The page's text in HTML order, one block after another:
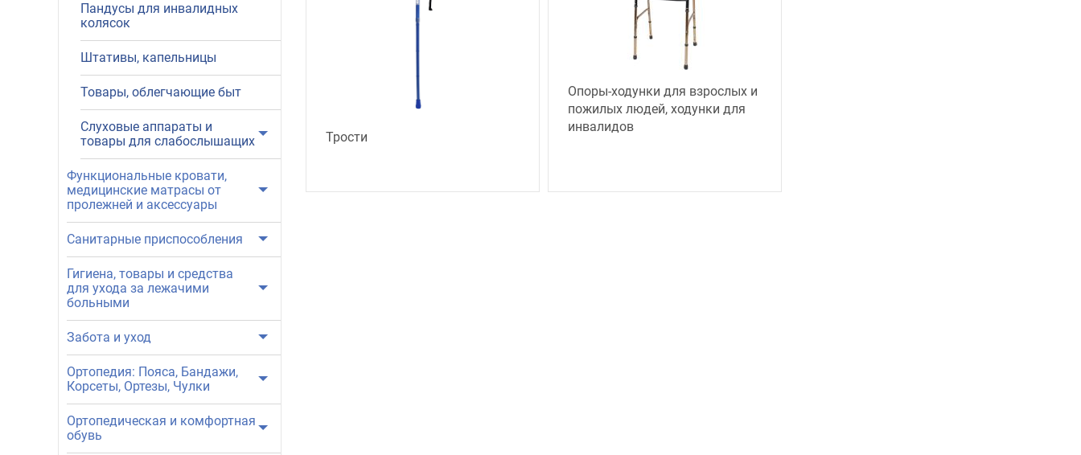
Пандусы для инвалидных
колясок
Штативы, капельницы
Товары, облегчающие быт
Слуховые аппараты и
товары для слабослышащих
Функциональные кровати,
медицинские матрасы от
пролежней и аксессуары
Санитарные приспособления
Гигиена, товары и средства
для ухода за лежачими
больными
Забота и уход
Ортопедия: Пояса, Бандажи,
Корсеты, Ортезы, Чулки
Ортопедическая и комфортная
обувь
Трости
Опоры-ходунки для взрослых и
пожилых людей, ходунки для
инвалидов